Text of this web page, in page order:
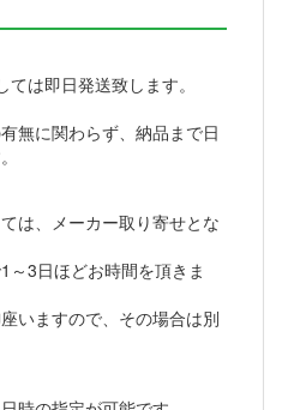
は即日発送致します。
無に関わらず、納品まで日
は、メーカー取り寄せとな
～3日ほどお時間を頂きま
いますので、その場合は別